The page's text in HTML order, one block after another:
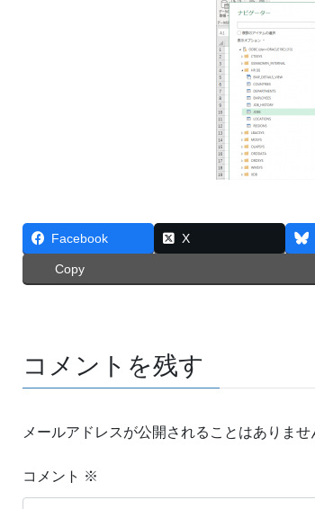
Facebook X
Copy
コメントを残す
メールアドレスが公開されることはありませ
コメント ※